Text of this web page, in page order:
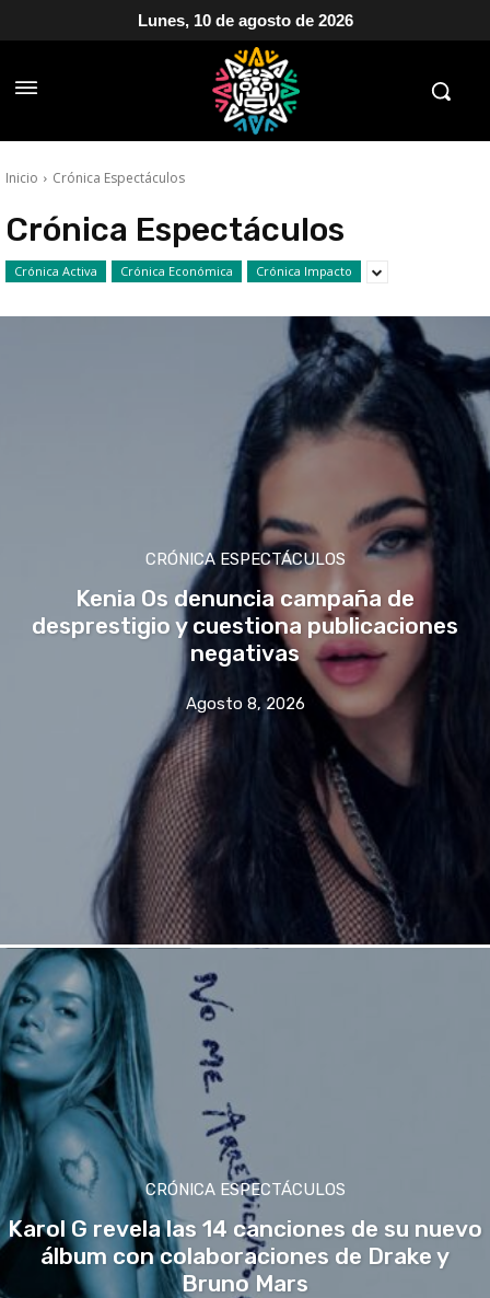
Lunes, 10 de agosto de 2026
Inicio Crónica Espectáculos
Crónica Espectáculos
Crónica Activa Crónica Económica Crónica Impacto
CRÓNICA ESPECTÁCULOS
Kenia Os denuncia campaña de
desprestigio y cuestiona publicaciones
negativas
Agosto 8, 2026
CRÓNICA ESPECTÁCULOS
Karol G revela las 14 canciones de su nuevo
álbum con colaboraciones de Drake y
Bruno Mars